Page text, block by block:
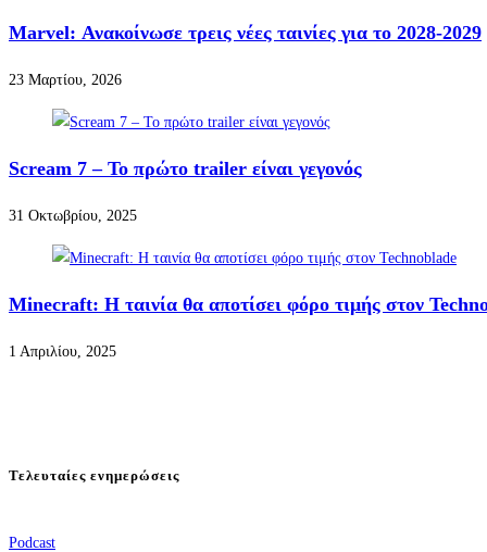
Marvel: Ανακοίνωσε τρεις νέες ταινίες για το 2028-2029
23 Μαρτίου, 2026
Scream 7 – Το πρώτο trailer είναι γεγονός
31 Οκτωβρίου, 2025
Minecraft: Η ταινία θα αποτίσει φόρο τιμής στον
1 Απριλίου, 2025
Τελευταίες ενημερώσεις
Podcast